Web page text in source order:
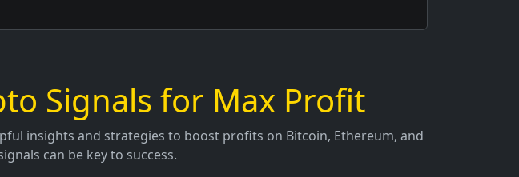
Signals for Max Profit
insights and strategies to boost profits on Bitcoin, Ethereum, and
can be key to success.